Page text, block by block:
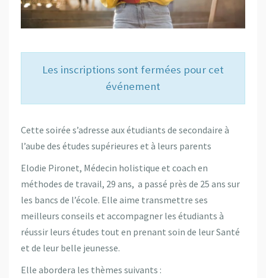
Les inscriptions sont fermées pour cet
événement
Cette soirée s’adresse aux étudiants de secondaire à
l’aube des études supérieures et à leurs parents
Elodie Pironet, Médecin holistique et coach en
méthodes de travail, 29 ans, a passé près de 25 ans sur
les bancs de l’école. Elle aime transmettre ses
meilleurs conseils et accompagner les étudiants à
réussir leurs études tout en prenant soin de leur Santé
et de leur belle jeunesse.
Elle abordera les thèmes suivants :